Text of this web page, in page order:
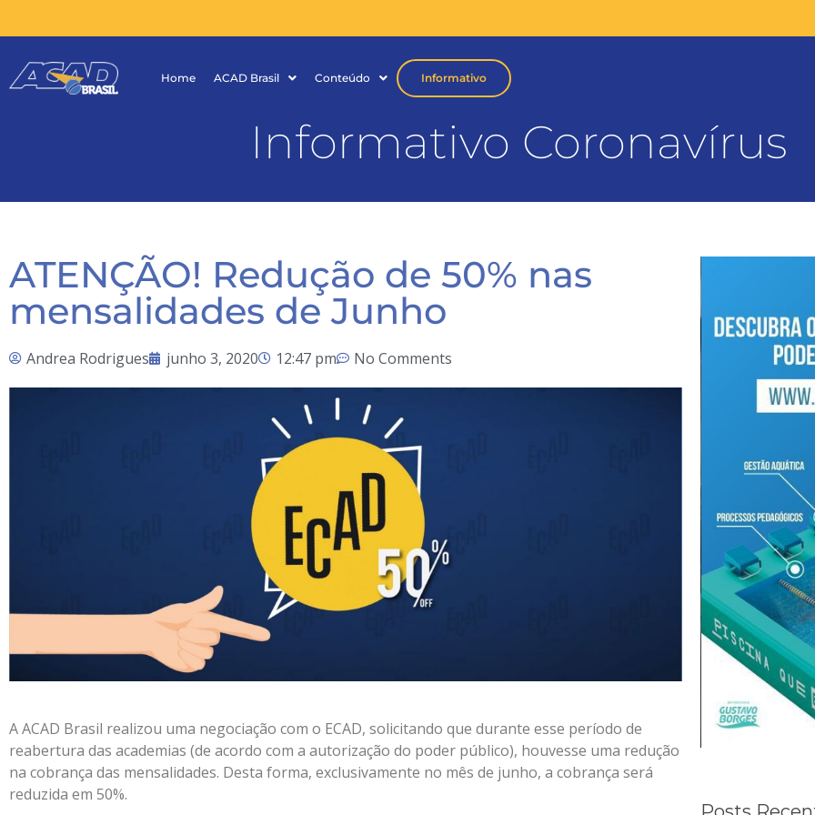
Home ACAD Brasil Conteúdo Informativo
Informativo Coronavírus
ATENÇÃO! Redução de 50% nas
mensalidades de Junho
Andrea Rodrigues junho 3, 2020 12:47 pm No Comments
A ACAD Brasil realizou uma negociação com o ECAD, solicitando que durante esse período de
reabertura das academias (de acordo com a autorização do poder público), houvesse uma redução
na cobrança das mensalidades. Desta forma, exclusivamente no mês de junho, a cobrança será
reduzida em 50%.